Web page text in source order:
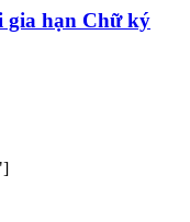
gia hạn Chữ ký